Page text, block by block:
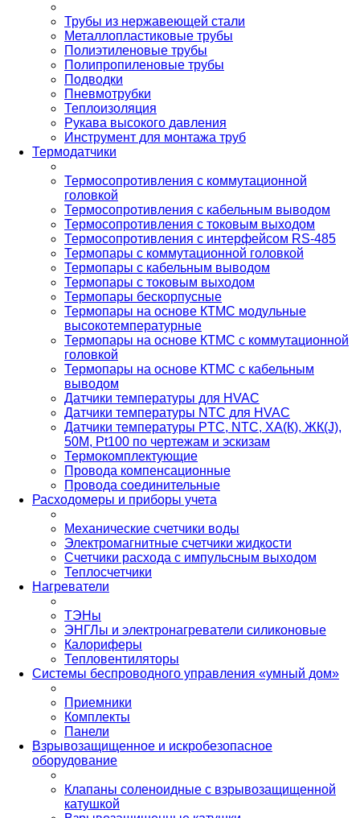
Трубы из нержавеющей стали
Металлопластиковые трубы
Полиэтиленовые трубы
Полипропиленовые трубы
Подводки
Пневмотрубки
Теплоизоляция
Рукава высокого давления
Инструмент для монтажа труб
Термодатчики
Термосопротивления с коммутационной
головкой
Термосопротивления с кабельным выводом
Термосопротивления с токовым выходом
Термосопротивления с интерфейсом RS-485
Термопары с коммутационной головкой
Термопары с кабельным выводом
Термопары с токовым выходом
Термопары бескорпусные
Термопары на основе КТМС модульные
высокотемпературные
Термопары на основе КТМС с коммутационной
головкой
Термопары на основе КТМС с кабельным
выводом
Датчики температуры для HVAC
Датчики температуры NTC для HVAC
Датчики температуры PTС, NTC, ХА(К), ЖК(J),
50М, Pt100 по чертежам и эскизам
Термокомплектующие
Провода компенсационные
Провода соединительные
Расходомеры и приборы учета
Механические счетчики воды
Электромагнитные счетчики жидкости
Счетчики расхода с импульсным выходом
Теплосчетчики
Нагреватели
ТЭНы
ЭНГЛы и электронагреватели силиконовые
Калориферы
Тепловентиляторы
Системы беспроводного управления «умный дом»
Приемники
Комплекты
Панели
Взрывозащищенное и искробезопасное
оборудование
Клапаны соленоидные с взрывозащищенной
катушкой